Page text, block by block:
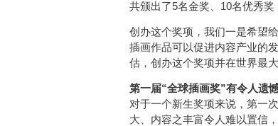
共颁出了5名金奖、10名优秀奖
创办这个奖项，我们一是希望
插画作品可以促进内容产业的
估，创办这个奖项并在世界最
第一届“全球插画奖”有令人遗
对于一个新生奖项来说，第一
大、内容之丰富令人难以置信